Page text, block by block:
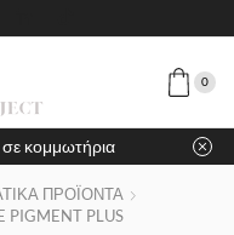
0
σε κομμωτήρια
ΠΡΟΪΟΝΤΑ
PIGMENT PLUS